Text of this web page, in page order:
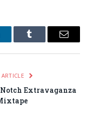
Tumblr Email
ARTICLE
Notch Extravaganza